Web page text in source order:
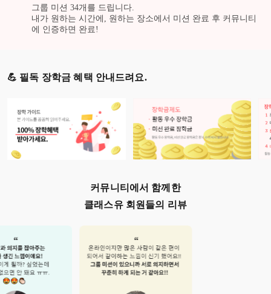
그룹 미션 34개를 드립니다.
내가 원하는 시간에, 원하는 장소에서 미션 완료 후 커뮤니티
에 인증하면 완료!
💪 필독 장학금 혜택 안내드려요.
커뮤니티에서 함께한
클래스유 회원들의 리뷰